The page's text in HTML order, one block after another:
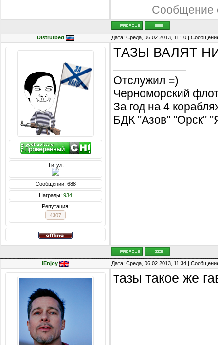
Сообщение
Distrurbed Дата: Среда, 06.02.2013, 11:10 |
Титул:
Сообщений: 688
Награды: 934
Репутация:
4307
ТАЗЫ ВАЛЯТ
Отслужил =)
Черноморский
За год на 4
БДК "Азов" "Орск"
iEnjoy Дата: Среда, 06.02.2013, 11:34 |
тазы такое же